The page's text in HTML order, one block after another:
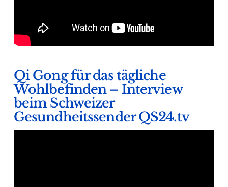
Qi Gong für das tägliche
Wohlbefinden – Interview
beim Schweizer
Gesundheitssender QS24.tv